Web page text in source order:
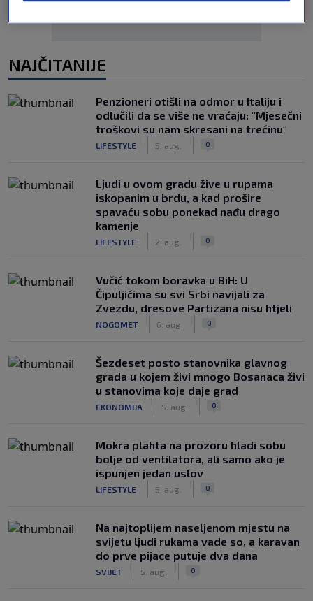
NAJČITANIJE
Penzioneri otišli na odmor u Italiju i
odlučili da se više ne vraćaju: "Mjesečni
troškovi su nam skresani na trećinu"
LIFESTYLE 5. aug. 0
Ljudi u ovom gradu žive u rupama
iskopanim u brdu, a kad prošire
spavaću sobu ponekad nađu drago
kamenje
LIFESTYLE 2. aug. 0
Vučić tokom boravka u BiH: U
Čipuljićima su svi Srbi navijali za
Zvezdu, dresove Partizana nisu htjeli
NOGOMET 6. aug. 0
Šezdeset posto stanovnika glavnog
grada u kojem živi mnogo Bosanaca živi
u stanovima koje daje grad
EKONOMIJA 5. aug. 0
Mokra plahta na prozoru hladi sobu
bolje od ventilatora, ali samo ako je
ispunjen jedan uslov
LIFESTYLE 5. aug. 0
Na najtoplijem naseljenom mjestu na
svijetu ljudi rukama vade so, a karavan
do prve pijace putuje dva dana
SVIJET 5. aug. 0